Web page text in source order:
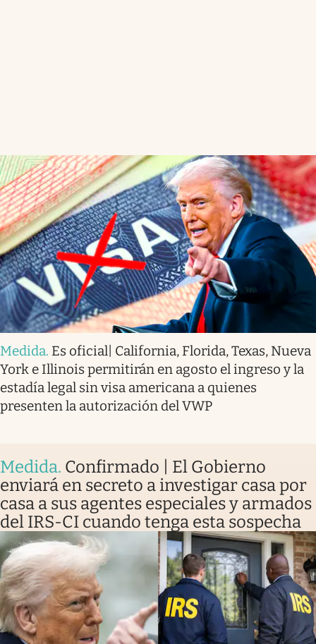
Medida. Es oficial| California, Florida, Texas, Nueva
York e Illinois permitirán en agosto el ingreso y la
estadía legal sin visa americana a quienes
presenten la autorización del VWP
Medida. Confirmado | El Gobierno
enviará en secreto a investigar casa por
casa a sus agentes especiales y armados
del IRS-CI cuando tenga esta sospecha